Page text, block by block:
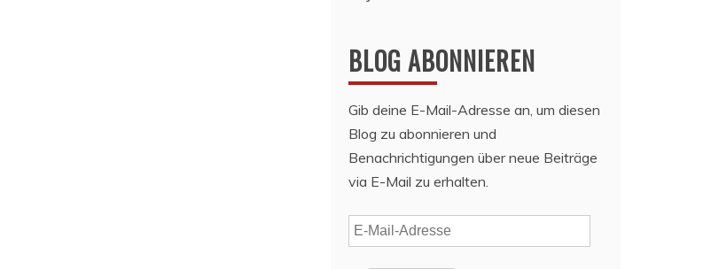
BLOG ABONNIEREN
Gib deine E-Mail-Adresse an, um diesen
Blog zu abonnieren und
Benachrichtigungen über neue Beiträge
via E-Mail zu erhalten.
E-
Mail-